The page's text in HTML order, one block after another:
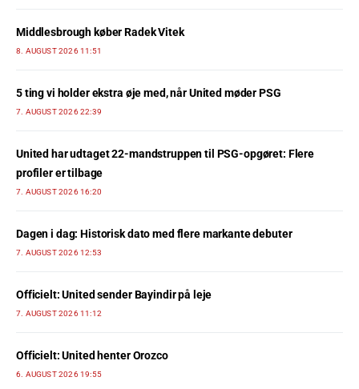
Middlesbrough køber Radek Vitek
8. AUGUST 2026 11:51
5 ting vi holder ekstra øje med, når United møder PSG
7. AUGUST 2026 22:39
United har udtaget 22-mandstruppen til PSG-opgøret: Flere
profiler er tilbage
7. AUGUST 2026 16:20
Dagen i dag: Historisk dato med flere markante debuter
7. AUGUST 2026 12:53
Officielt: United sender Bayindir på leje
7. AUGUST 2026 11:12
Officielt: United henter Orozco
6. AUGUST 2026 19:55